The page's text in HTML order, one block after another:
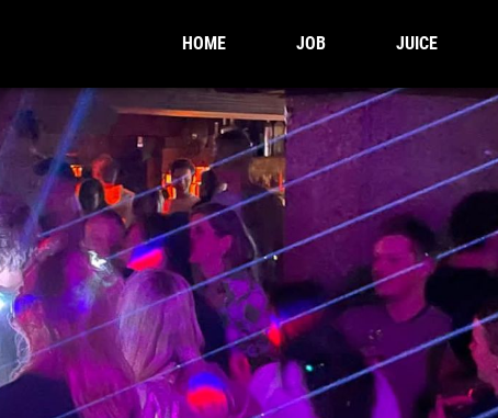
HOME JOB JUICE